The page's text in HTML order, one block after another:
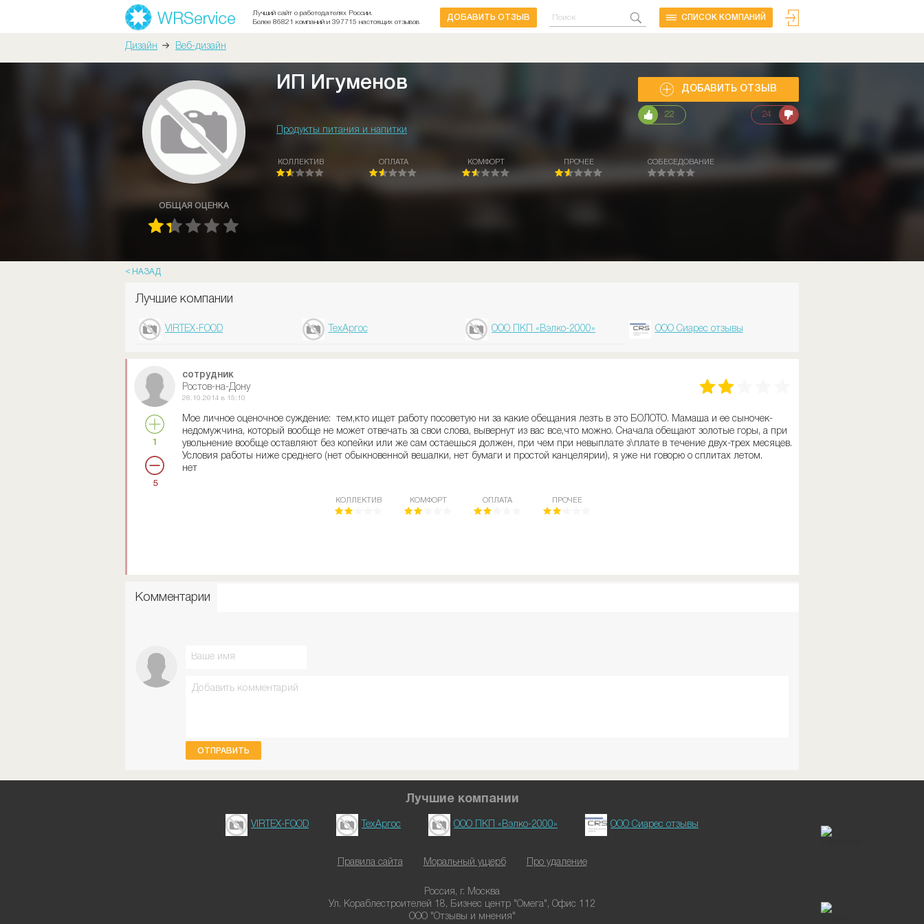
Лучший сайт о работодателях России.
Более 86821 компаний и 397715 настоящих отзывов
ДОБАВИТЬ ОТЗЫВ CПИСОК КОМПАНИЙ
Дизайн Веб-дизайн
ОБЩАЯ ОЦЕНКА
ИП Игуменов
Продукты питания и напитки
ДОБАВИТЬ ОТЗЫВ
22 24
КОЛЛЕКТИВ ОПЛАТА КОМФОРТ ПРОЧЕЕ СОБЕСЕДОВАНИЕ
НАЗАД
Лучшие компании
VIRTEX-FOOD ТехАргос ООО ПКП «Вэлко-2000» ООО Сиарес отзывы
1
5
сотрудник
Ростов-на-Дону
28.10.2014 в 15:10
Мое личное оценочное суждение: тем,кто ищет работу посоветую ни за какие обещания лезть в это БОЛОТО. Мамаша и ее сыночек-
недомужчина, который вообще не может отвечать за свои слова, вывернут из вас все,что можно. Сначала обещают золотые горы, а при
увольнение вообще оставляют без копейки или же сам остаешься должен, при чем при невыплате з\плате в течение двух-трех месяцев.
Условия работы ниже среднего (нет обыкновенной вешалки, нет бумаги и простой канцелярии), я уже ни говорю о сплитах летом.
нет
КОЛЛЕКТИВ КОМФОРТ ОПЛАТА ПРОЧЕЕ
Комментарии
ОТПРАВИТЬ
Лучшие компании
VIRTEX-FOOD ТехАргос ООО ПКП «Вэлко-2000» ООО Сиарес отзывы
Правила сайта Моральный ущерб Про удаление
Россия, г. Москва
Ул. Кораблестроителей 18, Бизнес центр "Омега", Офис 112
ООО "Отзывы и мнения"